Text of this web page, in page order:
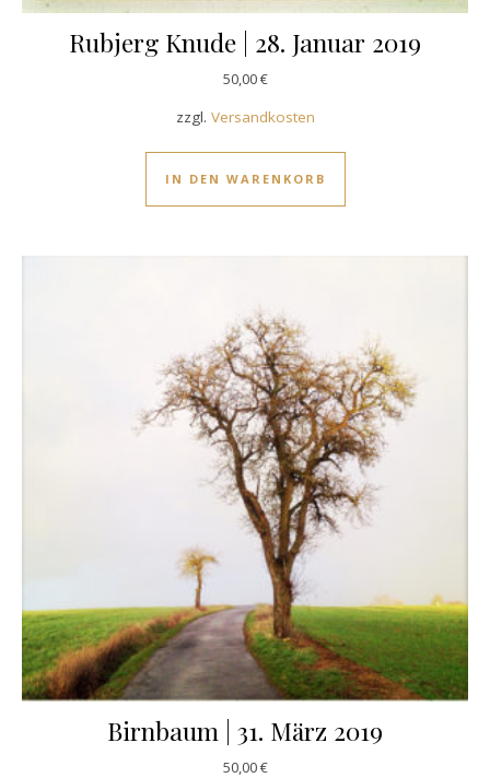
Rubjerg Knude | 28. Januar 2019
50,00€
zzgl. Versandkosten
IN DEN WARENKORB
Birnbaum | 31. März 2019
50,00€